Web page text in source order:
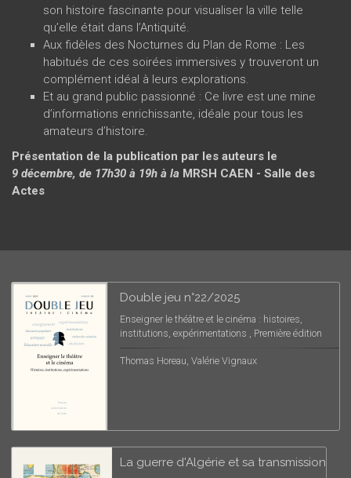
son histoire fascinante pour visualiser la ville telle
qu’elle était dans l’Antiquité.
Aux fidèles des Nocturnes du Plan de Rome : Les
habitués de ces soirées immersives y trouveront un
complément idéal à leurs explorations.
Et au grand public passionné : Ce livre est une mine
d’informations enrichissante, idéale pour tous les
amateurs d’histoire.
Présentation de la publication par les auteurs le
9 décembre, de 17h30 à 19h à la MRSH CAEN - Salle des
Actes
Double jeu n°22/2025
Enseigner le théâtre et le cinéma : histoires,
institutions, expérimentations , Première édition
Thomas Horeau, Valérie Vignaux
La guerre d'Algérie et sa transmission